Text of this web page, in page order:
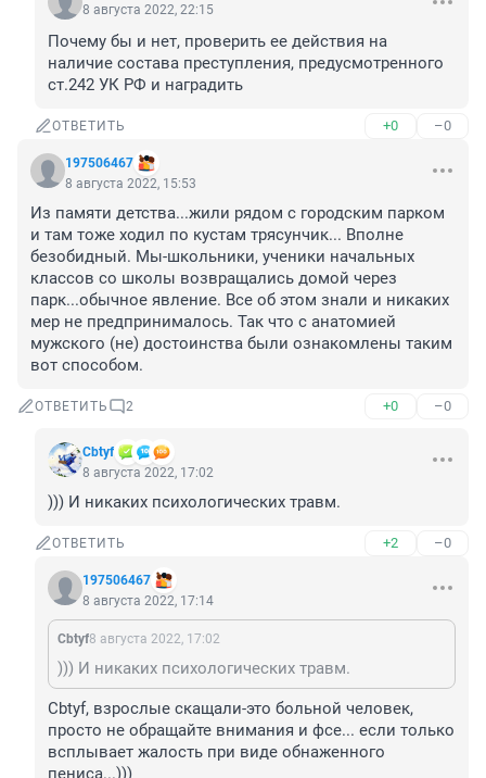
8 августа 2022, 22:15
Почему бы и нет, проверить ее действия на
наличие состава преступления, предусмотренного
ст.242 УК РФ и наградить
ОТВЕТИТЬ +0 –0
197506467
8 августа 2022, 15:53
Из памяти детства...жили рядом с городским парком
и там тоже ходил по кустам трясунчик... Вполне
безобидный. Мы-школьники, ученики начальных
классов со школы возвращались домой через
парк...обычное явление. Все об этом знали и никаких
мер не предпринималось. Так что с анатомией
мужского (не) достоинства были ознакомлены таким
вот способом.
ОТВЕТИТЬ 2 +0 –0
Cbtyf
8 августа 2022, 17:02
))) И никаких психологических травм.
ОТВЕТИТЬ +2 –0
197506467
8 августа 2022, 17:14
Cbtyf8 августа 2022, 17:02
))) И никаких психологических травм.
Cbtyf, взрослые скащали-это больной человек,
просто не обращайте внимания и фсе... если только
всплывает жалость при виде обнаженного
пениса...)))